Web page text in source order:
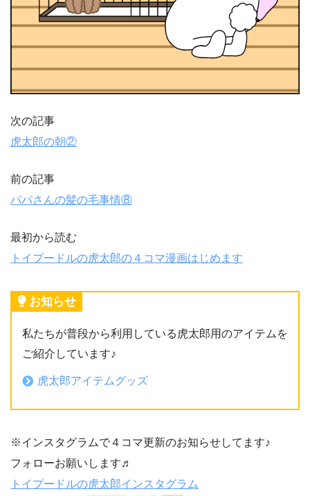
次の記事
虎太郎の朝②
前の記事
パパさんの髪の毛事情⑧
最初から読む
トイプードルの虎太郎の４コマ漫画はじめます
お知らせ
私たちが普段から利用している虎太郎用のアイテムを
ご紹介しています♪
虎太郎アイテムグッズ
※インスタグラムで４コマ更新のお知らせしてます♪
フォローお願いします♬
トイプードルの虎太郎インスタグラム